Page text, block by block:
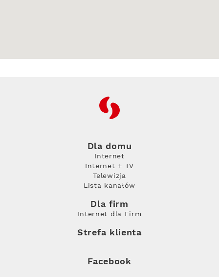
RFC
Dla domu
Internet
Internet + TV
Telewizja
Lista kanałów
Dla firm
Internet dla Firm
Strefa klienta
Facebook